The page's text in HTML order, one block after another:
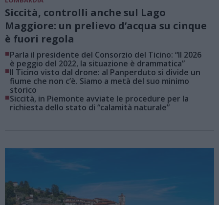
Siccità, controlli anche sul Lago
Maggiore: un prelievo d’acqua su cinque
è fuori regola
■Parla il presidente del Consorzio del Ticino: “Il 2026
è peggio del 2022, la situazione è drammatica”
■Il Ticino visto dal drone: al Panperduto si divide un
fiume che non c’è. Siamo a metà del suo minimo
storico
■Siccità, in Piemonte avviate le procedure per la
richiesta dello stato di “calamità naturale”